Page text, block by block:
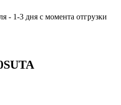
- 1-3 дня с момента отгрузки